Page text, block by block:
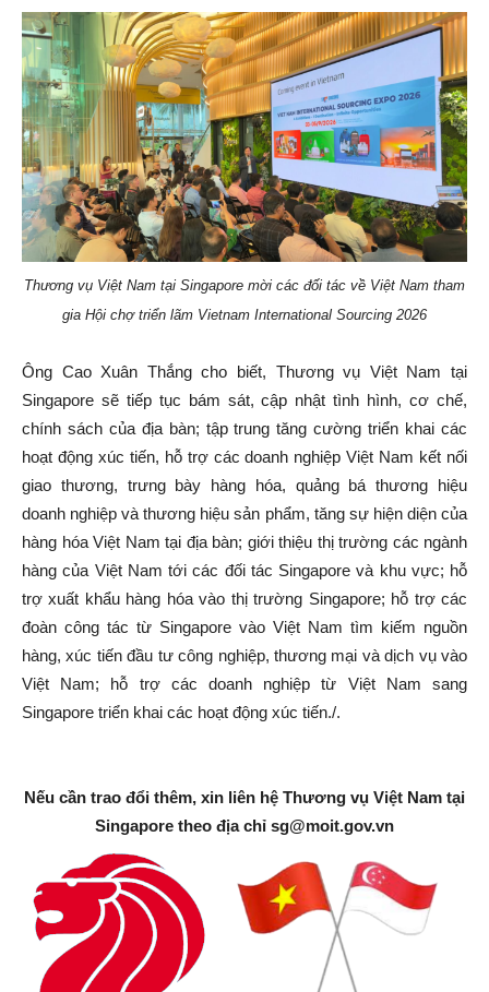
Thương vụ Việt Nam tại Singapore mời các đối tác về Việt Nam tham
gia Hội chợ triển lãm Vietnam International Sourcing 2026
Ông Cao Xuân Thắng cho biết, Thương vụ Việt Nam tại
Singapore sẽ tiếp tục bám sát, cập nhật tình hình, cơ chế,
chính sách của địa bàn; tập trung tăng cường triển khai các
hoạt động xúc tiến, hỗ trợ các doanh nghiệp Việt Nam kết nối
giao thương, trưng bày hàng hóa, quảng bá thương hiệu
doanh nghiệp và thương hiệu sản phẩm, tăng sự hiện diện của
hàng hóa Việt Nam tại địa bàn; giới thiệu thị trường các ngành
hàng của Việt Nam tới các đối tác Singapore và khu vực; hỗ
trợ xuất khẩu hàng hóa vào thị trường Singapore; hỗ trợ các
đoàn công tác từ Singapore vào Việt Nam tìm kiếm nguồn
hàng, xúc tiến đầu tư công nghiệp, thương mại và dịch vụ vào
Việt Nam; hỗ trợ các doanh nghiệp từ Việt Nam sang
Singapore triển khai các hoạt động xúc tiến./.
Nếu cần trao đổi thêm, xin liên hệ Thương vụ Việt Nam tại
Singapore theo địa chỉ sg@moit.gov.vn